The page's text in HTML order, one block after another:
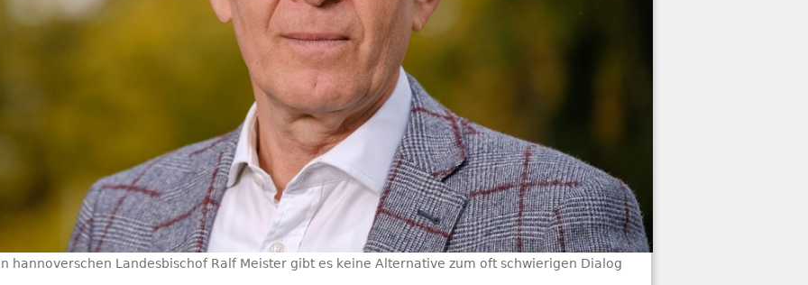
hannoverschen Landesbischof Ralf Meister gibt es keine Alternative zum oft schwierigen Dialog